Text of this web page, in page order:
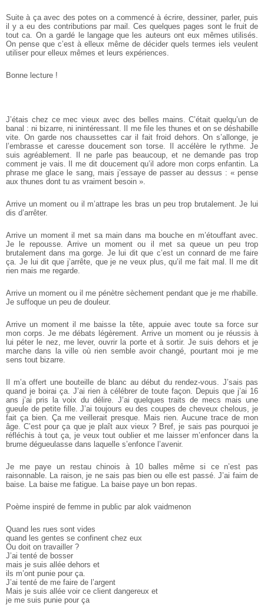
Suite à ça avec des potes on a commencé à écrire, dessiner, parler, puis
il y a eu des contributions par mail. Ces quelques pages sont le fruit de
tout ca. On a gardé le langage que les auteurs ont eux mêmes utilisés.
On pense que c’est à elleux même de décider quels termes iels veulent
utiliser pour elleux mêmes et leurs expériences.
Bonne lecture !
J’étais chez ce mec vieux avec des belles mains. C’était quelqu’un de
banal : ni bizarre, ni inintéressant. Il me file les thunes et on se déshabille
vite. On garde nos chaussettes car il fait froid dehors. On s’allonge, je
l’embrasse et caresse doucement son torse. Il accélère le rythme. Je
suis agréablement. Il ne parle pas beaucoup, et ne demande pas trop
comment je vais. Il me dit doucement qu’il adore mon corps enfantin. La
phrase me glace le sang, mais j’essaye de passer au dessus : « pense
aux thunes dont tu as vraiment besoin ».
Arrive un moment ou il m’attrape les bras un peu trop brutalement. Je lui
dis d’arrêter.
Arrive un moment il met sa main dans ma bouche en m’étouffant avec.
Je le repousse. Arrive un moment ou il met sa queue un peu trop
brutalement dans ma gorge. Je lui dit que c’est un connard de me faire
ça. Je lui dit que j’arrête, que je ne veux plus, qu’il me fait mal. Il me dit
rien mais me regarde.
Arrive un moment ou il me pénètre sèchement pendant que je me rhabille.
Je suffoque un peu de douleur.
Arrive un moment il me baisse la tête, appuie avec toute sa force sur
mon corps. Je me débats légèrement. Arrive un moment ou je réussis à
lui péter le nez, me lever, ouvrir la porte et à sortir. Je suis dehors et je
marche dans la ville où rien semble avoir changé, pourtant moi je me
sens tout bizarre.
Il m’a offert une bouteille de blanc au début du rendez-­vous. J’sais pas
quand je boirai ça. J’ai rien à célébrer de toute façon. Depuis que j’ai 16
ans j’ai pris la voix du délire. J’ai quelques traits de mecs mais une
gueule de petite fille. J’ai toujours eu des coupes de cheveux chelous, je
fait ça bien. Ça me veillerait presque. Mais rien. Aucune trace de mon
âge. C’est pour ça que je plaît aux vieux ? Bref, je sais pas pourquoi je
réfléchis à tout ça, je veux tout oublier et me laisser m’enfoncer dans la
brume dégueulasse dans laquelle s’enfonce l’avenir.
Je me paye un restau chinois à 10 balles même si ce n’est pas
raisonnable. La raison, je ne sais pas bien ou elle est passé. J’ai faim de
baise. La baise me fatigue. La baise paye un bon repas.
Poème inspiré de femme in public par alok vaid­menon
Quand les rues sont vides
quand les gentes se confinent chez eux
Ou doit on travailler ?
J’ai tenté de bosser
mais je suis allée dehors et
ils m’ont punie pour ça.
J’ai tenté de me faire de l’argent
Mais je suis allée voir ce client dangereux et
je me suis punie pour ça